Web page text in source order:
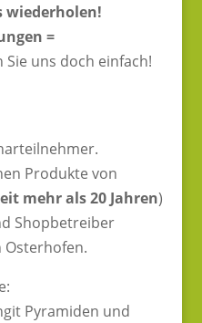
wiederholen!
=
Sie uns doch einfach!
Produkte von
mehr als 20 Jahren)
Shopbetreiber
Osterhofen.
Pyramiden und